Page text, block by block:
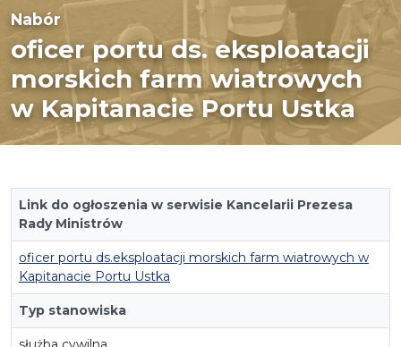
Nabór
oficer portu ds. eksploatacji
morskich farm wiatrowych
w Kapitanacie Portu Ustka
Link do ogłoszenia w serwisie Kancelarii Prezesa
Rady Ministrów
oficer portu ds.eksploatacji morskich farm wiatrowych w
Kapitanacie Portu Ustka
Typ stanowiska